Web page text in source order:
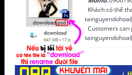
Khách có thể
Customers can